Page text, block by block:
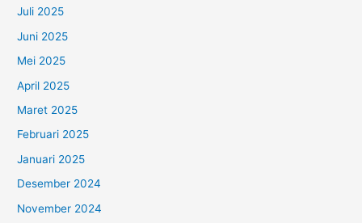
Juli 2025
Juni 2025
Mei 2025
April 2025
Maret 2025
Februari 2025
Januari 2025
Desember 2024
November 2024